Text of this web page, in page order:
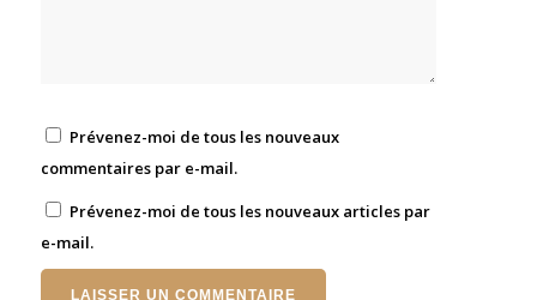
Prévenez-moi de tous les nouveaux
commentaires par e-mail.
Prévenez-moi de tous les nouveaux articles par
e-mail.